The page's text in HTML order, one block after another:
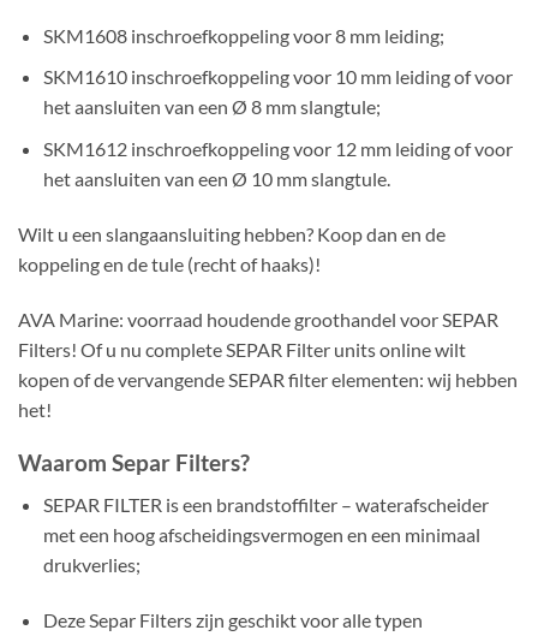
SKM1608 inschroefkoppeling voor 8 mm leiding;
SKM1610 inschroefkoppeling voor 10 mm leiding of voor
het aansluiten van een Ø 8 mm slangtule;
SKM1612 inschroefkoppeling voor 12 mm leiding of voor
het aansluiten van een Ø 10 mm slangtule.
Wilt u een slangaansluiting hebben? Koop dan en de
koppeling en de tule (recht of haaks)!
AVA Marine: voorraad houdende groothandel voor SEPAR
Filters! Of u nu complete SEPAR Filter units online wilt
kopen of de vervangende SEPAR filter elementen: wij hebben
het!
Waarom Separ Filters?
SEPAR FILTER is een brandstoffilter – waterafscheider
met een hoog afscheidingsvermogen en een minimaal
drukverlies;
Deze Separ Filters zijn geschikt voor alle typen